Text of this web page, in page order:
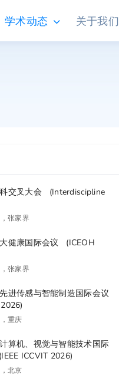
学术动态 关于我们
交叉大会 (Interdiscipline
张家界
健康国际会议 (ICEOH
张家界
进传感与智能制造国际会议
重庆
算机、视觉与智能技术国际
ICCVIT 2026)
北京